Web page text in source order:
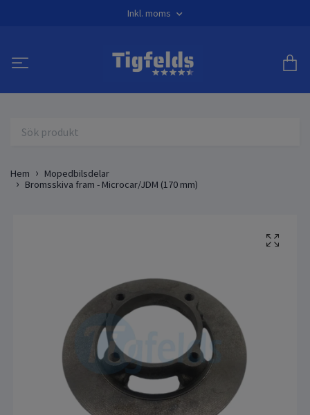
Inkl. moms
Hem
Mopedbilsdelar
Bromsskiva fram - Microcar/JDM (170 mm)